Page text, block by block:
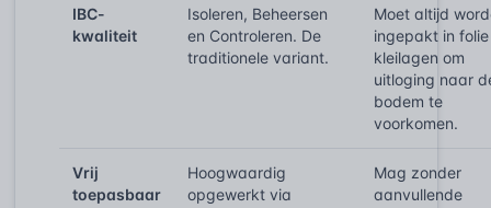
IBC-
kwaliteit
Isoleren, Beheersen
en Controleren. De
traditionele variant.
Moet altijd
ingepakt in
kleilagen om
uitloging naar
bodem te
voorkomen.
Vrij
toepasbaar
Hoogwaardig
opgewerkt via
Mag zonder
aanvullende